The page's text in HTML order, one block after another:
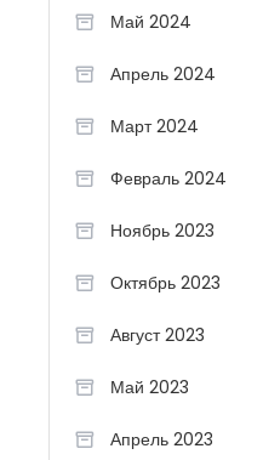
Май 2024
Апрель 2024
Март 2024
Февраль 2024
Ноябрь 2023
Октябрь 2023
Август 2023
Май 2023
Апрель 2023